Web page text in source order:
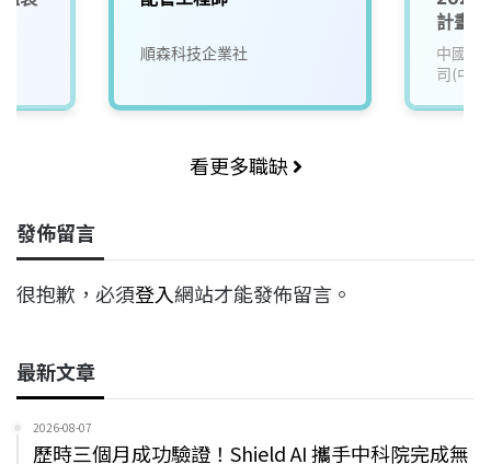
順森科技企業社
計畫_
四/碩
中國信
司(中
看更多職缺
發佈留言
很抱歉，必須登入網站才能發佈留言。
最新文章
2026-08-07
歷時三個月成功驗證！Shield AI 攜手中科院完成無